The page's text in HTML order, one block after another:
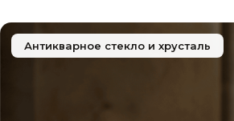
Антикварное стекло и хрусталь